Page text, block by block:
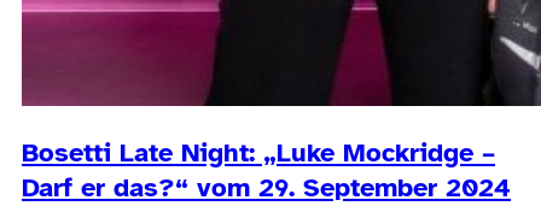
Bosetti Late Night: „Luke Mockridge –
Darf er das?“ vom 29. September 2024